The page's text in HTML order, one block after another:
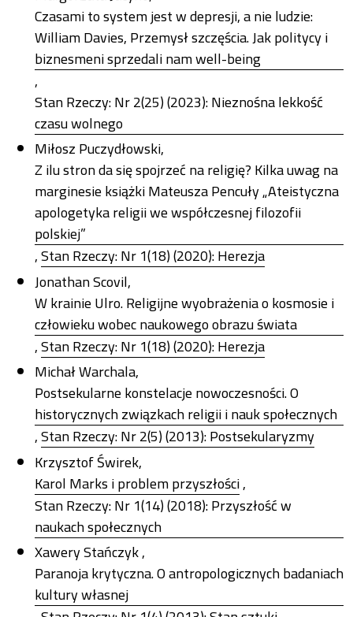
Czasami to system jest w depresji, a nie ludzie:
William Davies, Przemysł szczęścia. Jak politycy i
biznesmeni sprzedali nam well-being
,
Stan Rzeczy: Nr 2(25) (2023): Nieznośna lekkość
czasu wolnego
Miłosz Puczydłowski,
Z ilu stron da się spojrzeć na religię? Kilka uwag na
marginesie książki Mateusza Pencuły „Ateistyczna
apologetyka religii we współczesnej filozofii
polskiej”
,Stan Rzeczy: Nr 1(18) (2020): Herezja
Jonathan Scovil,
W krainie Ulro. Religijne wyobrażenia o kosmosie i
człowieku wobec naukowego obrazu świata
,Stan Rzeczy: Nr 1(18) (2020): Herezja
Michał Warchala,
Postsekularne konstelacje nowoczesności. O
historycznych związkach religii i nauk społecznych
,Stan Rzeczy: Nr 2(5) (2013): Postsekularyzmy
Krzysztof Świrek,
Karol Marks i problem przyszłości,
Stan Rzeczy: Nr 1(14) (2018): Przyszłość w
naukach społecznych
Xawery Stańczyk ,
Paranoja krytyczna. O antropologicznych badaniach
kultury własnej